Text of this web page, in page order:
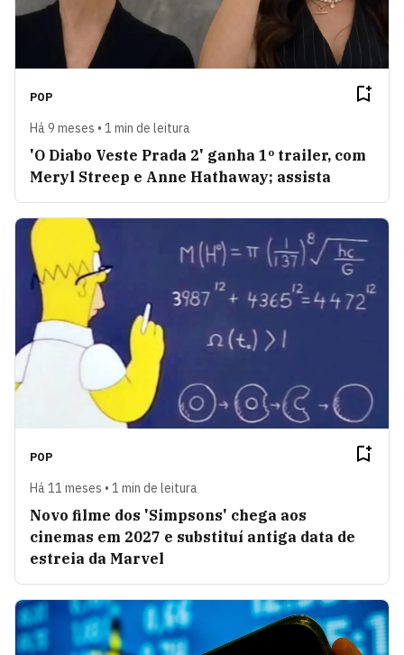
POP
Há 9 meses • 1 min de leitura
'O Diabo Veste Prada 2' ganha 1º trailer, com
Meryl Streep e Anne Hathaway; assista
POP
Há 11 meses • 1 min de leitura
Novo filme dos 'Simpsons' chega aos
cinemas em 2027 e substituí antiga data de
estreia da Marvel